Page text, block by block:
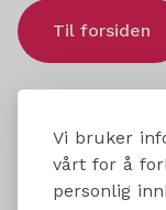
Vi bruker
vårt for å
personlig
Til forsiden